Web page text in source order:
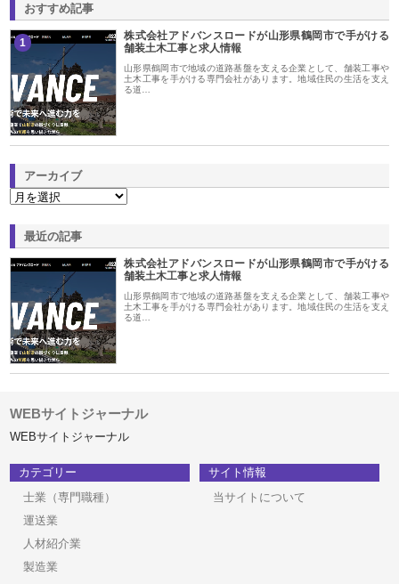
おすすめ記事
1
株式会社アドバンスロードが山形県鶴岡市で手がける
舗装土木工事と求人情報
山形県鶴岡市で地域の道路基盤を支える企業として、舗装工事や
土木工事を手がける専門会社があります。地域住民の生活を支え
る道…
アーカイブ
最近の記事
株式会社アドバンスロードが山形県鶴岡市で手がける
舗装土木工事と求人情報
山形県鶴岡市で地域の道路基盤を支える企業として、舗装工事や
土木工事を手がける専門会社があります。地域住民の生活を支え
る道…
WEBサイトジャーナル
WEBサイトジャーナル
カテゴリー
士業（専門職種）
運送業
人材紹介業
製造業
サイト情報
当サイトについて